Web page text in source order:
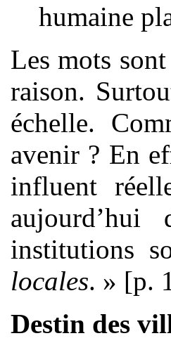
humaine
Les mots
raison.
échelle.
avenir ? En
influent
institutions
locales. » [p.
Destin des